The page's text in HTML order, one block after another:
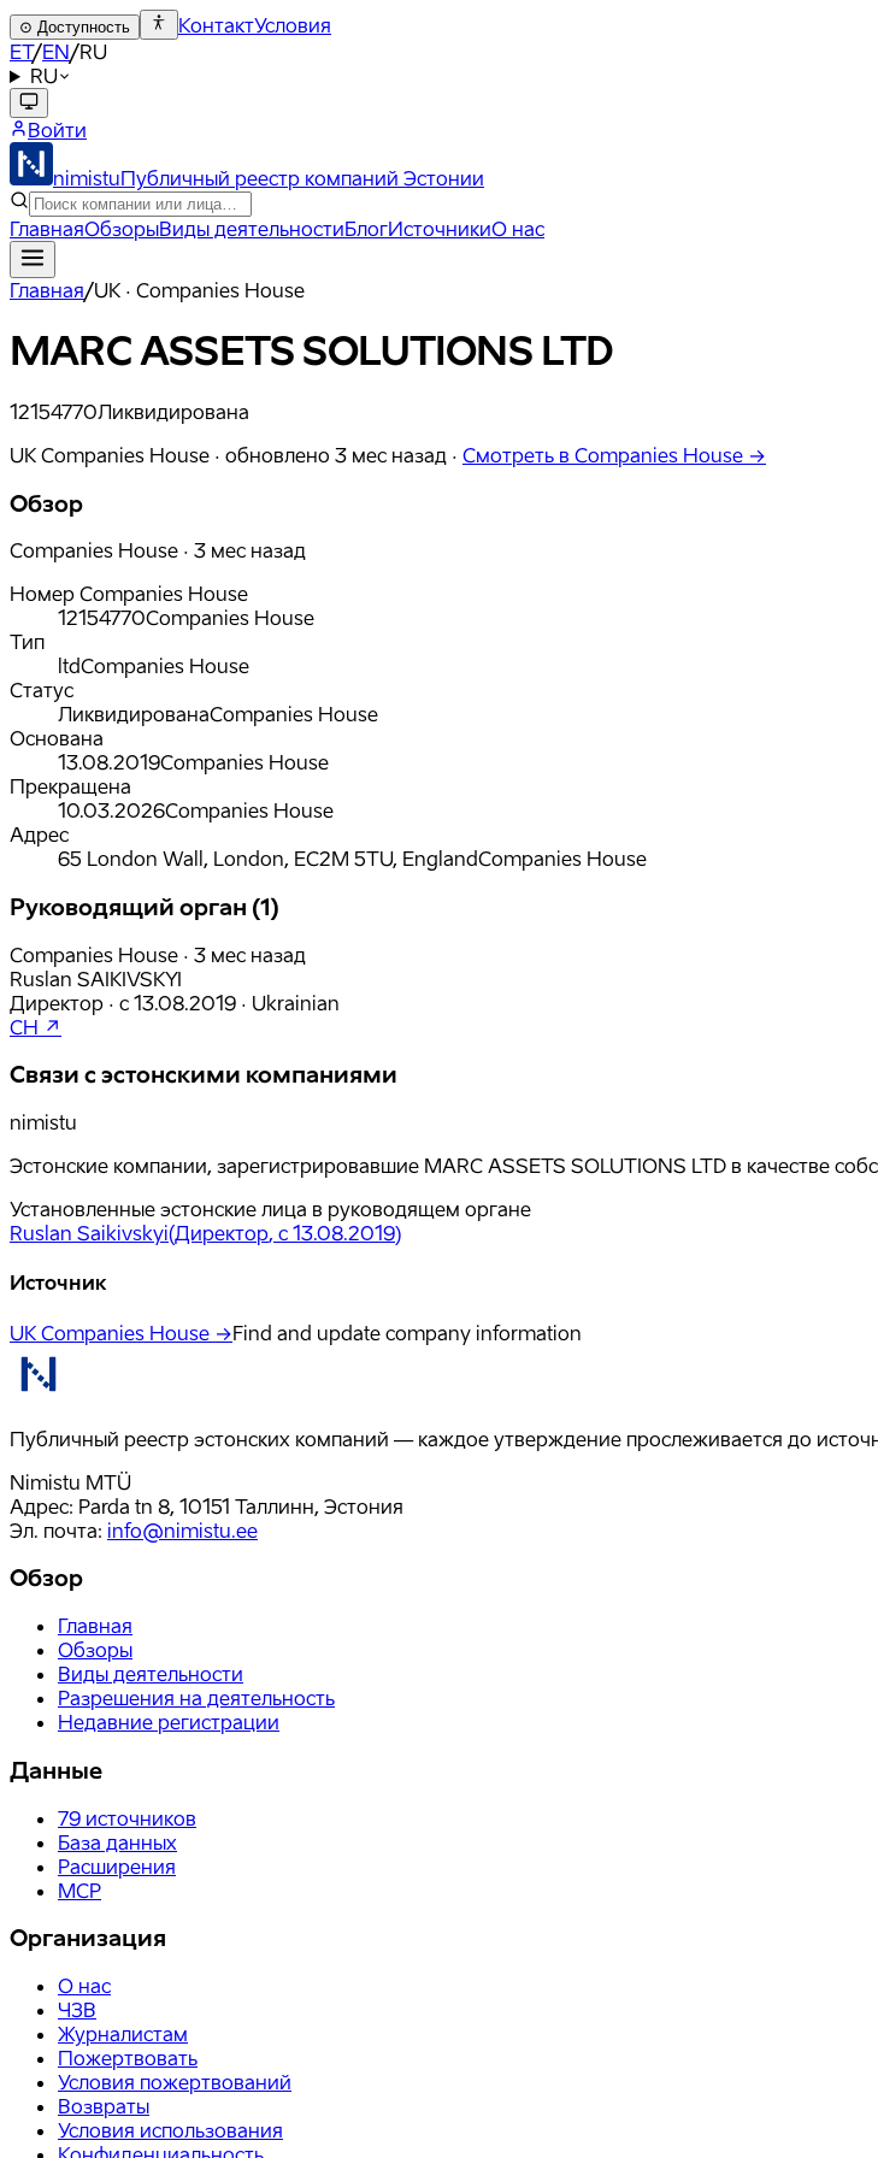
⊙ Доступность КонтактУсловия
ET/EN/RU
RU
Войти
nimistuПубличный реестр компаний Эстонии
ГлавнаяОбзорыВиды деятельностиБлогИсточникиО нас
Главная/UK · Companies House
MARC ASSETS SOLUTIONS LTD
12154770Ликвидирована
UK Companies House · обновлено 3 мес назад · Смотреть в Companies House →
Обзор
Companies House · 3 мес назад
Номер Companies House
12154770Companies House
Тип
ltdCompanies House
Статус
ЛиквидированаCompanies House
Основана
13.08.2019Companies House
Прекращена
10.03.2026Companies House
Адрес
65 London Wall, London, EC2M 5TU, EnglandCompanies House
Руководящий орган (1)
Companies House · 3 мес назад
Ruslan SAIKIVSKYI
Директор · с 13.08.2019 · Ukrainian
CH ↗
Связи с эстонскими компаниями
nimistu
Эстонские компании, зарегистрировавшие MARC ASSETS SOLUTIONS LTD в качестве
Установленные эстонские лица в руководящем органе
Ruslan Saikivskyi(Директор, с 13.08.2019)
Источник
UK Companies House →Find and update company information
Публичный реестр эстонских компаний — каждое утверждение прослеживается до
Nimistu MTÜ
Адрес: Parda tn 8, 10151 Таллинн, Эстония
Эл. почта: info@nimistu.ee
Обзор
Главная
Обзоры
Виды деятельности
Разрешения на деятельность
Недавние регистрации
Данные
79 источников
База данных
Расширения
MCP
Организация
О нас
ЧЗВ
Журналистам
Пожертвовать
Условия пожертвований
Возвраты
Условия использования